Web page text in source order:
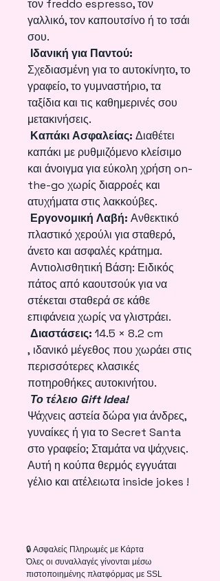
τον freddo espresso, τον
γαλλικό, τον καπουτσίνο ή το τσάι
σου.
Ιδανική για Παντού:
Σχεδιασμένη για το αυτοκίνητο, το
γραφείο, το γυμναστήριο, τα
ταξίδια και τις καθημερινές σου
μετακινήσεις.
Καπάκι Ασφαλείας: Διαθέτει
καπάκι με ρυθμιζόμενο κλείσιμο
και άνοιγμα για εύκολη χρήση on-
the-go χωρίς διαρροές και
ατυχήματα στις λακκούβες.
Εργονομική Λαβή: Ανθεκτικό
πλαστικό χερούλι για σταθερό,
άνετο και ασφαλές κράτημα.
Αντιολισθητική Βάση: Ειδικός
πάτος από καουτσούκ για να
στέκεται σταθερά σε κάθε
επιφάνεια χωρίς να γλιστράει.
Διαστάσεις: 14.5 × 8.2 cm
, ιδανικό μέγεθος που χωράει στις
περισσότερες κλασικές
ποτηροθήκες αυτοκινήτου.
Το τέλειο Gift Idea!
Ψάχνεις αστεία δώρα για άνδρες,
γυναίκες ή για το Secret Santa
στο γραφείο; Σταμάτα να ψάχνεις.
Αυτή η κούπα θερμός εγγυάται
γέλιο και ατέλειωτα inside jokes !
🔒 Ασφαλείς Πληρωμές με Κάρτα
Όλες οι συναλλαγές γίνονται μέσω
πιστοποιημένης πλατφόρμας με SSL